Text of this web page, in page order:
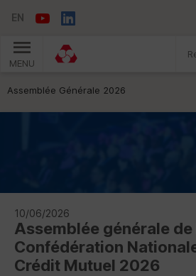
EN
MENU
Vous êtes ici:
Assemblée Générale 2026
10/06/2026
Assemblée générale de
Confédération
Crédit Mutuel 2026